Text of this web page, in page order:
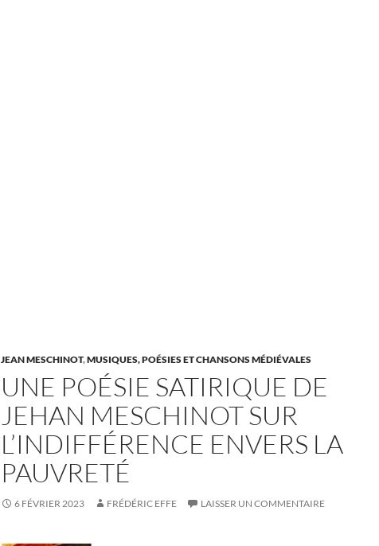
JEAN MESCHINOT,MUSIQUES, POÉSIES ET CHANSONS MÉDIÉVALES
UNE POÉSIE SATIRIQUE DE
JEHAN MESCHINOT SUR
L’INDIFFÉRENCE ENVERS LA
PAUVRETÉ
6 FÉVRIER 2023 FRÉDÉRIC EFFE LAISSER UN COMMENTAIRE